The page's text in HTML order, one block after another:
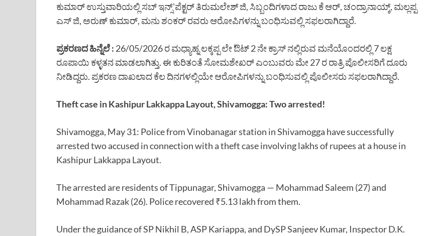
ಕುಮಾರ್ ಉಸ್ತುವಾರಿಯಲ್ಲಿ ಸಬ್ ಇನ್ಸ್’ಪೆಕ್ಟರ್ ತಿರುಮಲೇಶ್ ಜಿ, ಸಿಬ್ಬಂದಿಗಳಾದ ರಾಜು ಕೆ ಆರ್, ಚಂದ್ರಾನಾಯ್ಕ್, ಮಲ್ಲಪ್ಪ
ಎಸ್ ಜಿ, ಅರುಣ್ ಕುಮಾರ್, ಮನು ಶಂಕರ್ ರವರು ಆರೋಪಿಗಳನ್ನು ಬಂಧಿಸುವಲ್ಲಿ ಸಫಲರಾಗಿದ್ದಾರೆ.
ಪ್ರಕರಣದ ಹಿನ್ನೆಲೆ : 26/05/2026 ರ ಮಧ್ಯಾಹ್ನ ಲಕ್ಕಪ್ಪ ಲೇ ಔಟ್ 2 ನೇ ಕ್ರಾಸ್ ನಲ್ಲಿರುವ ಮನೆಯೊಂದರಲ್ಲಿ 7 ಲಕ್ಷ
ರೂಪಾಯಿ ಕಳ್ಳತನ ಮಾಡಲಾಗಿತ್ತು. ಈ ಕುರಿತಂತೆ ಸೋಮಶೇಖರ್ ಎಂಬುವರು ಮೇ 27 ರ ರಾತ್ರಿ ಪೊಲೀಸರಿಗೆ ದೂರು
ನೀಡಿದ್ದರು. ಪ್ರಕರಣ ದಾಖಲಾದ ಕೆಲ ದಿನಗಳಲ್ಲಿಯೇ ಆರೋಪಿಗಳನ್ನು ಬಂಧಿಸುವಲ್ಲಿ ಪೊಲೀಸರು ಸಫಲರಾಗಿದ್ದಾರೆ.
Theft case in Kashipur Lakkappa Layout, Shivamogga: Two arrested!
Shivamogga, May 31: Police from Vinobanagar station in Shivamogga have successfully
arrested two accused in connection with a theft case involving lakhs of rupees at a house in
Kashipur Lakkappa Layout.
The arrested are residents of Tippunagar, Shivamogga — Mohammad Saleem (27) and
Mohammad Razak (26). Police recovered ₹5.13 lakh from them.
Under the guidance of SP Nikhil B, ASP Kariappa, and DySP Sanjeev Kumar, Inspector D.K.